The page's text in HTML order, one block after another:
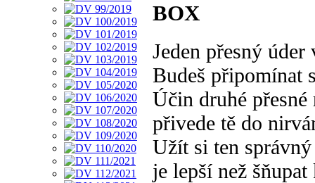
BOX
Jeden přesný
Budeš připomínat
Účin druhé přesné
přivede tě do
Užít si ten
je lepší než šňupat